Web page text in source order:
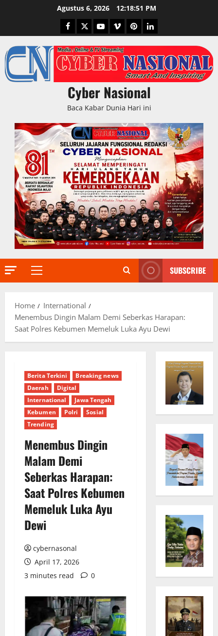
Agustus 6, 2026 12:18:52 PM
Facebook
TwitterYoutubeVimeoPinterestLinkedIn
Cyber Nasional
Baca Kabar Dunia Hari ini
Primary
SUBSCRIBE
Home
International
Menembus Dingin Malam Demi Seberkas Harapan:
Saat Polres Kebumen Memeluk Luka Ayu Dewi
Berita Terkini
Breaking news
Daerah
Digital
International
Jawa Tengah
Kebumen
Polri
Sosial
Trending
Menembus Dingin
Malam Demi
Seberkas Harapan:
Saat Polres Kebumen
Memeluk Luka Ayu
Dewi
cybernasonal
April 17, 2026
3 minutes read
0